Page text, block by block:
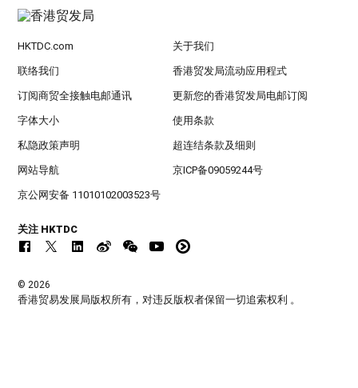
HKTDC.com 关于我们
联络我们 香港贸发局流动应用程式
订阅商贸全接触电邮通讯 更新您的香港贸发局电邮订阅
字体大小 使用条款
私隐政策声明 超连结条款及细则
网站导航 京ICP备09059244号
京公网安备 11010102003523号
关注 HKTDC
© 2026
香港贸易发展局版权所有，对违反版权者保留一切追索权利 。